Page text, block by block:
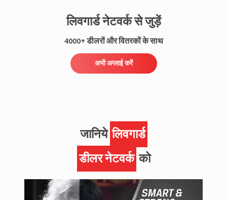
लिवगार्ड नेटवर्क से जुड़ें
4000+ डीलरों और वितरकों के साथ
अभी अप्लाई करें
जानियेलिवगार्ड
डीलर नेटवर्क को